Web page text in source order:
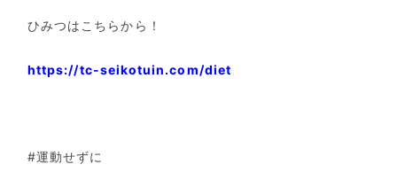
ひみつはこちらから！
https://tc-seikotuin.com/diet
#運動せずに